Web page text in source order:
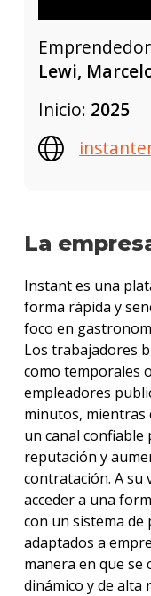
Lewi,
Inicio: 2025
La
Instant es una
forma rápida y
foco en
Los trabajadores
como temporales
empleadores
minutos, mientras
un canal
reputación y
contratación. A su
acceder a una
con un sistema de
adaptados a
manera en que se
dinámico y de alta